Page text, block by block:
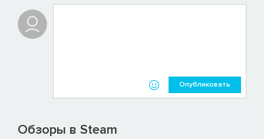
Опубликовать
Обзоры в Steam